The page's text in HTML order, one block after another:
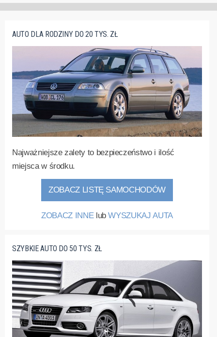
AUTO DLA RODZINY DO 20 TYS. ZŁ
Najważniejsze zalety to bezpieczeństwo i ilość
miejsca w środku.
ZOBACZ LISTĘ SAMOCHODÓW
ZOBACZ INNElubWYSZUKAJ AUTA
SZYBKIE AUTO DO 50 TYS. ZŁ